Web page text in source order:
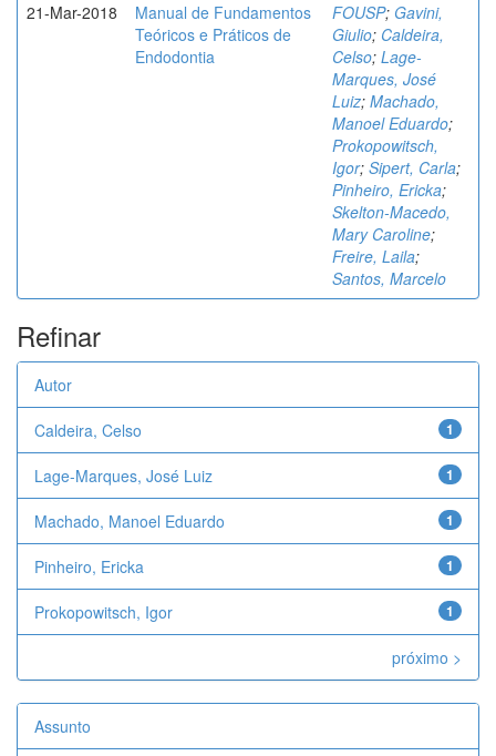
21-Mar-2018
Manual de Fundamentos
Teóricos e Práticos de
Endodontia
FOUSP; Gavini,
Giulio; Caldeira,
Celso; Lage-
Marques, José
Luiz; Machado,
Manoel Eduardo;
Prokopowitsch,
Igor; Sipert, Carla;
Pinheiro, Ericka;
Skelton-Macedo,
Mary Caroline;
Freire, Laila;
Santos, Marcelo
Refinar
Autor
1
Caldeira, Celso
1
Lage-Marques, José Luiz
1
Machado, Manoel Eduardo
1
Pinheiro, Ericka
1
Prokopowitsch, Igor
próximo >
Assunto